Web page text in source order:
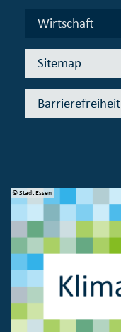
Wirtschaft
Sitemap
Barrierefreiheit
© Stadt Essen